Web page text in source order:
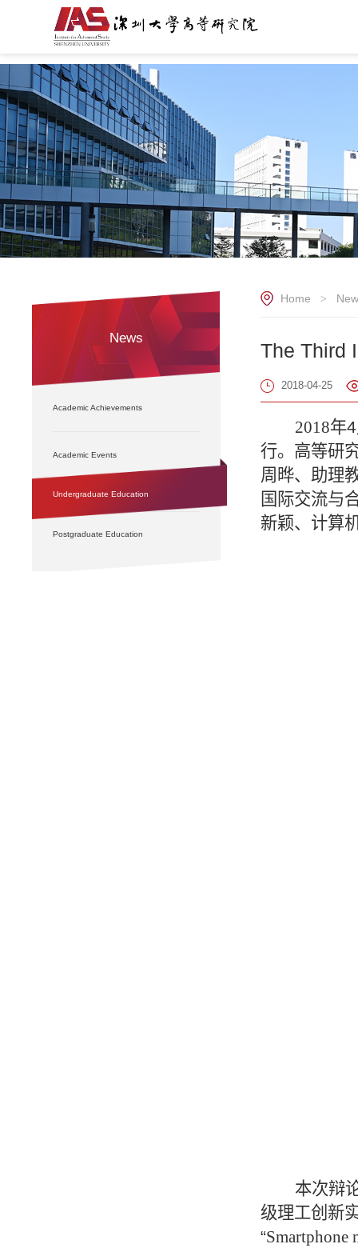
News
Academic Achievements
Academic Events
Undergraduate Education
Postgraduate Education
Home >
The Third
2018-04-25
2018年4
行。高等研
周晔、助理
国际交流与
新颖、计算
本次辩
级理工创新
“Smartphone